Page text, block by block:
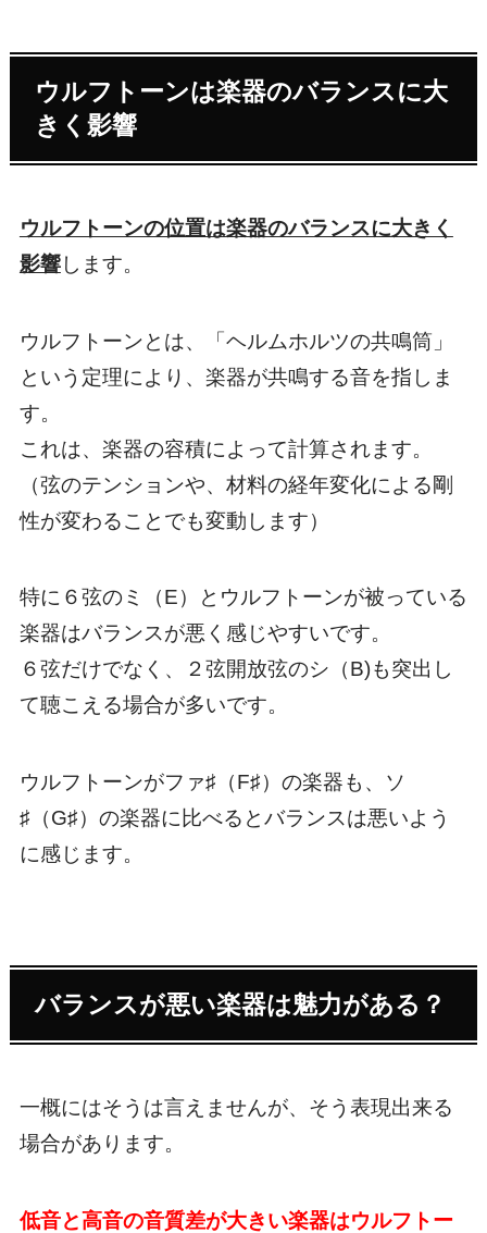
ウルフトーンは楽器のバランスに大
きく影響
ウルフトーンの位置は楽器のバランスに大きく
影響します。
ウルフトーンとは、「ヘルムホルツの共鳴筒」
という定理により、楽器が共鳴する音を指しま
す。
これは、楽器の容積によって計算されます。
（弦のテンションや、材料の経年変化による剛
性が変わることでも変動します）
特に６弦のミ（E）とウルフトーンが被っている
楽器はバランスが悪く感じやすいです。
６弦だけでなく、２弦開放弦のシ（B)も突出し
て聴こえる場合が多いです。
ウルフトーンがファ♯（F♯）の楽器も、ソ
♯（G♯）の楽器に比べるとバランスは悪いよう
に感じます。
バランスが悪い楽器は魅力がある？
一概にはそうは言えませんが、そう表現出来る
場合があります。
低音と高音の音質差が大きい楽器はウルフトー